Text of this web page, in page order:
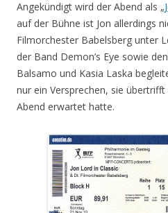
Angekündigt wird der Abend als „
auf der Bühne ist Jon allerdings
Filmorchester Babelsberg unter
der Band Demon’s Eye sowie
Balsamo und Kasia Laska
nur ein Versprechen, sie
Abend erwartet hatte.